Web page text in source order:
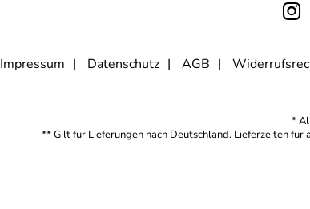
Impressum Datenschutz AGB
*
** Gilt für Lieferungen nach Deutschland. Lieferzeiten